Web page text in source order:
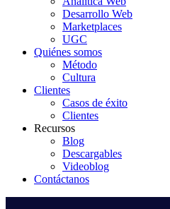
Desarrollo Web
Marketplaces
UGC
Quiénes somos
Método
Cultura
Clientes
Casos de éxito
Clientes
Recursos
Blog
Descargables
Videoblog
Contáctanos